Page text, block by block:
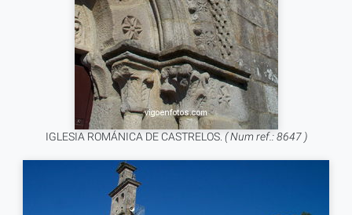
IGLESIA ROMÁNICA DE CASTRELOS. ( Num ref.: 8647 )